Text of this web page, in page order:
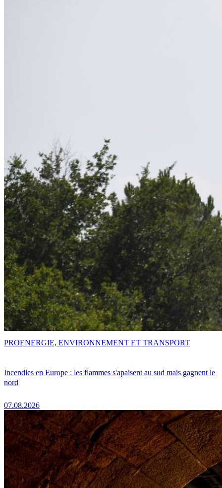
Incendies en Europe : les flammes s'apaisent au sud mais gagnent le
nord
07.08.2026
PROENERGIE, ENVIRONNEMENT ET TRANSPORT